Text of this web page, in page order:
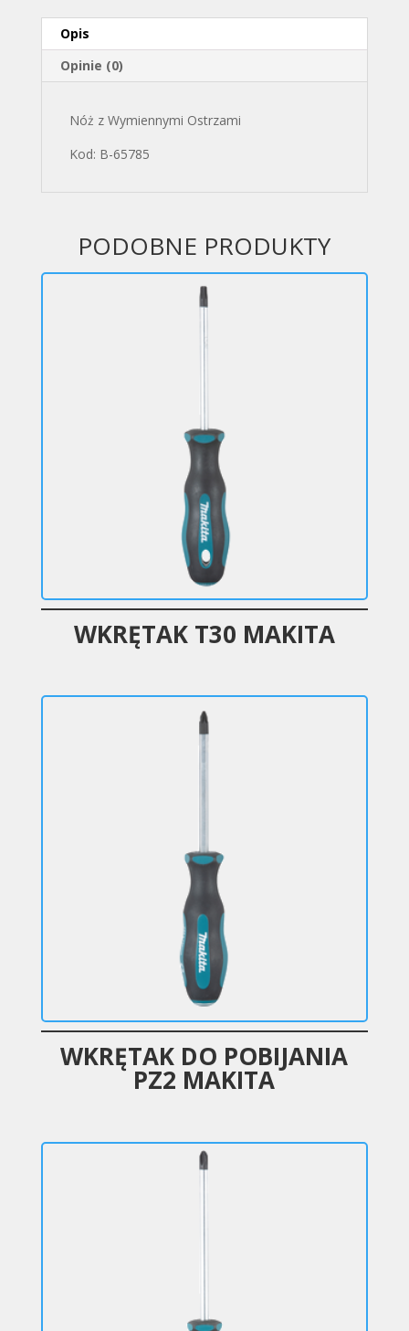
Opis
Opinie (0)
Nóż z Wymiennymi Ostrzami
Kod: B-65785
PODOBNE PRODUKTY
WKRĘTAK T30 MAKITA
WKRĘTAK DO POBIJANIA
PZ2 MAKITA